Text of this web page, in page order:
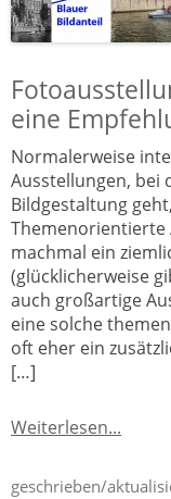
eine
Normalerweise
Ausstellungen, bei
Bildgestaltung
Themenorientierte
machmal ein
(glücklicherweise
auch großartige
eine solche
oft eher ein
[…]
Weiterlesen...
geschrieben/